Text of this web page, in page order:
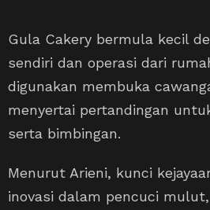
Gula Cakery bermula kecil
sendiri dan operasi dari
digunakan membuka
menyertai pertandingan
serta bimbingan.
Menurut Arieni, kunci
inovasi dalam pencuci